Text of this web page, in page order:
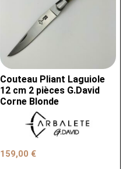
Couteau Pliant Laguiole
12 cm 2 pièces G.David
Corne Blonde
159,00 €